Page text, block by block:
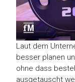
Laut dem
besser planen
ohne dass
ausgetauscht